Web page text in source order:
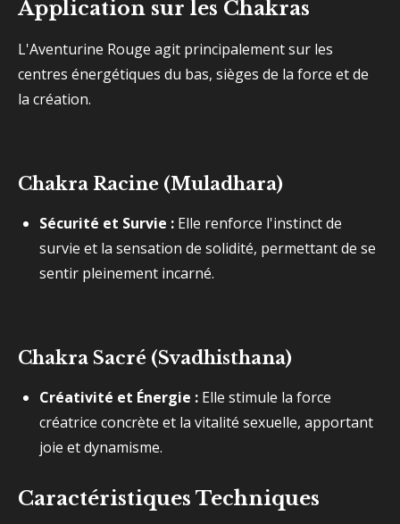
Application sur les Chakras
L'Aventurine Rouge agit principalement sur les
centres énergétiques du bas, sièges de la force et de
la création.
Chakra Racine (Muladhara)
Sécurité et Survie : Elle renforce l'instinct de
survie et la sensation de solidité, permettant de se
sentir pleinement incarné.
Chakra Sacré (Svadhisthana)
Créativité et Énergie : Elle stimule la force
créatrice concrète et la vitalité sexuelle, apportant
joie et dynamisme.
Caractéristiques Techniques